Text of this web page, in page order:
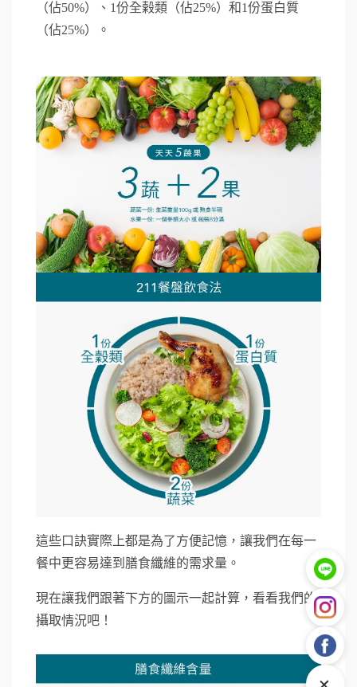
（佔50%）、1份全榖類（佔25%）和1份蛋白質
（佔25%）。
這些口訣實際上都是為了方便記憶，讓我們在每一
餐中更容易達到膳食纖維的需求量。
現在讓我們跟著下方的圖示一起計算，看看我們的
攝取情況吧！